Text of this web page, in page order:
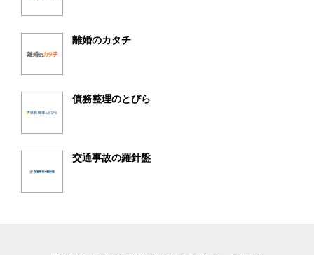
離婚のカタチ
債務整理のとびら
交通事故の羅針盤